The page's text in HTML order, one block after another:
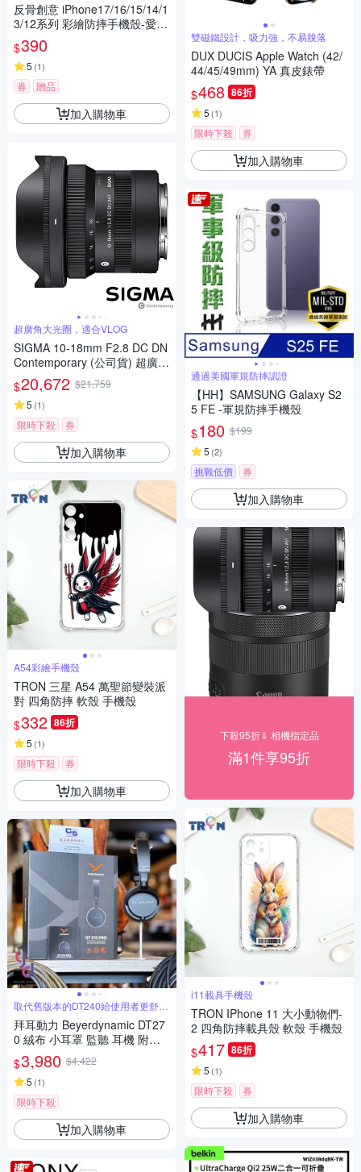
反骨創意 iPhone17/16/15/14/1
3/12系列 彩繪防摔手機殼-愛斯
喵Air/16e/ProMax/Plus
$390
5 (1)
券 贈品
加入購物車
超廣角大光圈，適合VLOG
SIGMA 10-18mm F2.8 DC DN
Contemporary (公司貨) 超廣角
變焦鏡頭 APS-C 無反微單眼鏡
頭
$20,672 $21,759
5 (1)
限時下殺 券
加入購物車
A54彩繪手機殼
TRON 三星 A54 萬聖節變裝派
對 四角防摔 軟殼 手機殼
$332 86折
5 (1)
限時下殺 券
加入購物車
取代舊版本的DT240給使用者更舒適
體驗
拜耳動力 Beyerdynamic DT27
0 絨布 小耳罩 監聽 耳機 附贈
小尾巴 收納袋 公司貨 2年保固
$3,980 $4,422
5 (1)
限時下殺
加入購物車
雙磁鐵設計，吸力強，不易脫落
DUX DUCIS Apple Watch (42/
44/45/49mm) YA 真皮錶帶
$468 86折
5 (1)
限時下殺 券
加入購物車
通過美國軍規防摔認證
【HH】SAMSUNG Galaxy S2
5 FE -軍規防摔手機殼
$180 $199
5 (2)
挑戰低價 券
加入購物車
下殺95折⇓ 相機指定品
滿1件享95折
i11載具手機殼
TRON IPhone 11 大小動物們-
2 四角防摔載具殼 軟殼 手機殼
$417 86折
5 (1)
限時下殺 券
加入購物車